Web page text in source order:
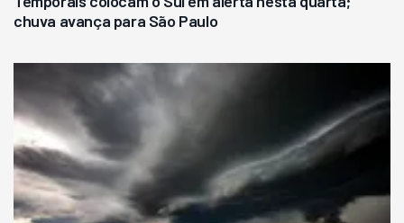
chuva avança para São Paulo